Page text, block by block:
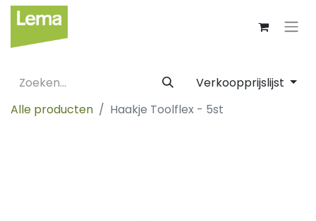
Verkoopprijslijst
Alle producten
Haakje Toolflex - 5st